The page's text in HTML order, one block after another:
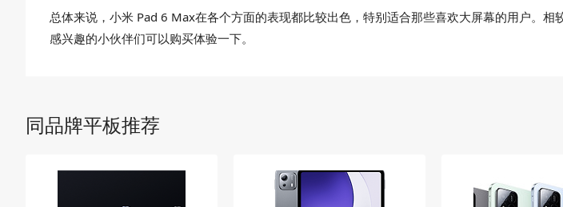
总体来说，小米 Pad 6 Max在各个方面的表现都比较出色，特别适合那些喜欢大屏幕的用户。
感兴趣的小伙伴们可以购买体验一下。
同品牌平板推荐